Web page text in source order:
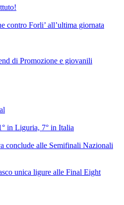
contro Forli’ all’ultima giornata
di Promozione e giovanili
in Liguria, 7° in Italia
conclude alle Semifinali Nazionali
unica ligure alle Final Eight